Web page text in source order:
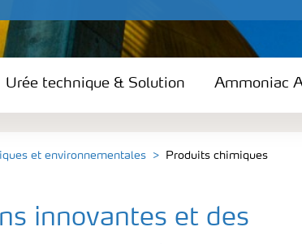
Urée technique & Solution Ammoniac
et environnementales Produits chimiques
innovantes et des